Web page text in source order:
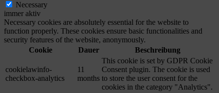
Necessary
immer aktiv
Necessary cookies are absolutely essential for the website to
function properly. These cookies ensure basic functionalities and
security features of the website, anonymously.
Cookie
Dauer Beschreibung
cookielawinfo-
checkbox-analytics
11
months
This cookie is set by GDPR Cookie
Consent plugin. The cookie is used
to store the user consent for the
cookies in the category "Analytics".